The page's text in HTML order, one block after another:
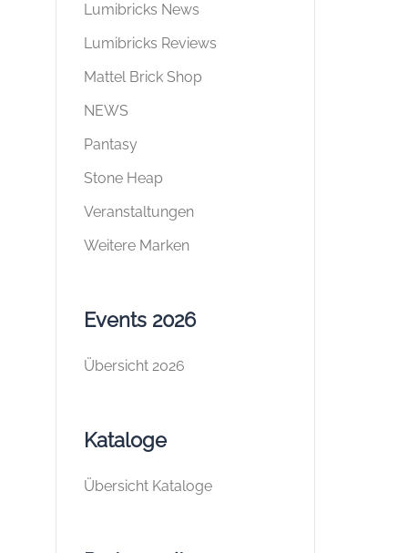
Lumibricks News
Lumibricks Reviews
Mattel Brick Shop
NEWS
Pantasy
Stone Heap
Veranstaltungen
Weitere Marken
Events 2026
Übersicht 2026
Kataloge
Übersicht Kataloge